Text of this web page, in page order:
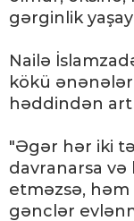
gərginlik
Nailə
kökü
həddindən
"Əgər hər iki
davranarsa və
etməzsə,
gənclər